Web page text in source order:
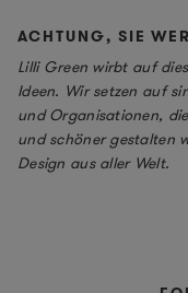
ACHTUNG, SIE
Lilli Green wirbt auf
Ideen. Wir setzen auf
und Organisationen,
und schöner gestalten
Design aus aller Welt.